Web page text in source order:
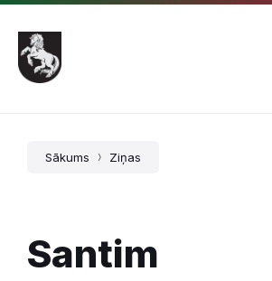
Pāriet
saturu
Skip
main
navigation
Skip
footer
Sākums Ziņas
Santim